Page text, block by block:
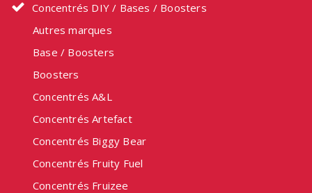
Concentrés DIY / Bases / Boosters
Autres marques
Base / Boosters
Boosters
Concentrés A&L
Concentrés Artefact
Concentrés Biggy Bear
Concentrés Fruity Fuel
Concentrés Fruizee